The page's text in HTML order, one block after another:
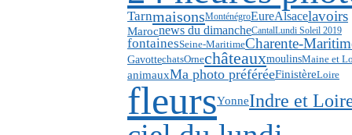
TarnmaisonsMonténégroEureAlsacelavoirs
Marocnews du dimancheCantalLundi Soleil 2019
fontainesSeine-MaritimeCharente-
GavottechatsOrnechâteauxmoulinsMaine et
animauxMa photo préféréeFinistèreLoire
fleursYonneIndre et